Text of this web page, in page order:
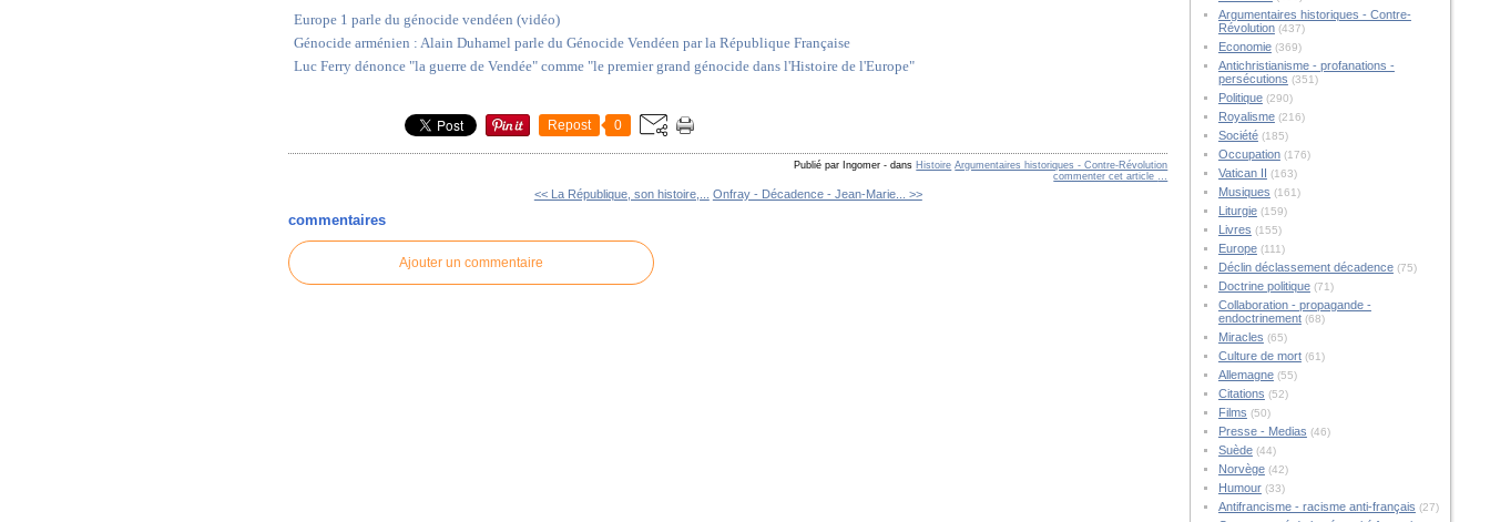
Europe 1 parle du génocide vendéen (vidéo)
Génocide arménien : Alain Duhamel parle du Génocide Vendéen par la République Française
Luc Ferry dénonce "la guerre de Vendée" comme "le premier grand génocide dans l'Histoire de l'Europe"
Repost 0
Publié par Ingomer - dans Histoire Argumentaires historiques - Contre-Révolution
commenter cet article
<< La République, son histoire,... Onfray - Décadence - Jean-Marie... >>
commentaires
Ajouter un commentaire
Argumentaires historiques - Contre-
Révolution(437)
Economie(369)
Antichristianisme - profanations -
persécutions (351)
Politique(290)
Royalisme(216)
Société(185)
Occupation(176)
Vatican II (163)
Musiques (161)
Liturgie(159)
Livres (155)
Europe(111)
Déclin déclassement décadence(75)
Doctrine politique(71)
Collaboration - propagande -
endoctrinement(68)
Miracles (65)
Culture de mort(61)
Allemagne(55)
Citations (52)
Films (50)
Presse - Medias (46)
Suède(44)
Norvège(42)
Humour(33)
Antifrancisme - racisme anti-français (27)